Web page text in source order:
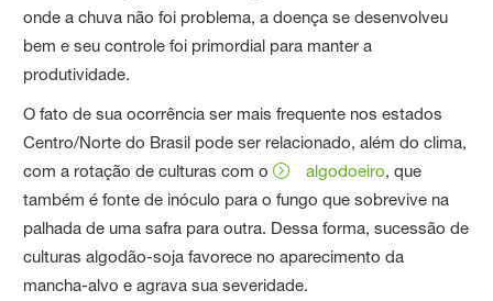
onde a chuva não foi problema, a doença se desenvolveu
bem e seu controle foi primordial para manter a
produtividade.
O fato de sua ocorrência ser mais frequente nos estados
Centro/Norte do Brasil pode ser relacionado, além do clima,
com a rotação de culturas com o
algodoeiro, que
também é fonte de inóculo para o fungo que sobrevive na
palhada de uma safra para outra. Dessa forma, sucessão de
culturas algodão-soja favorece no aparecimento da
mancha-alvo e agrava sua severidade.